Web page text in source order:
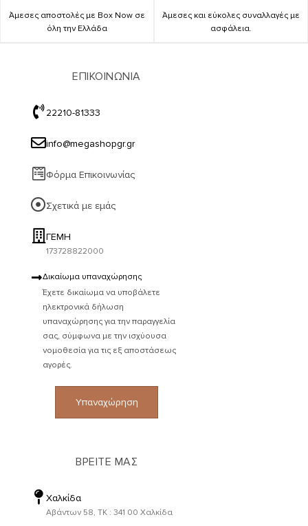
Άμεσες αποστολές με Box Now σε
όλη την Ελλάδα
Άμεσες και εύκολες συναλλαγές με
ασφάλεια.
ΕΠΙΚΟΙΝΩΝΙΑ
22210-81333
info@megashopgr.gr
Φόρμα Επικοινωνίας
Σχετικά με εμάς
ΓΕΜΗ
173728822000
Δικαίωμα υπαναχώρησης
Έχετε δικαίωμα να υποβάλετε
ηλεκτρονικά δήλωση
υπαναχώρησης για την παραγγελία
σας, σύμφωνα με την ισχύουσα
νομοθεσία για τις εξ αποστάσεως
αγορές.
Υπαναχώρηση
ΒΡΕΙΤΕ ΜΑΣ
Χαλκίδα
Αβάντων 58, ΤΚ : 341 00 Χαλκίδα